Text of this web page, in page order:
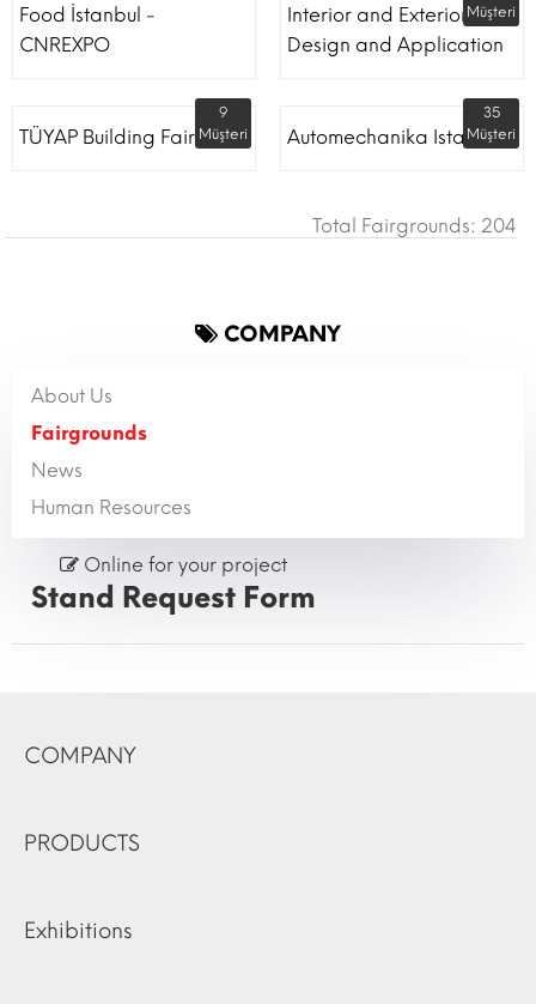
Food İstanbul -
CNREXPO
Interior and Exterior
Design and Application
Müşteri
TÜYAP Building Fair
9
Müşteri
Automechanika Istanbul
35
Müşteri
Total Fairgrounds: 204
COMPANY
About Us
Fairgrounds
News
Human Resources
Online for your project
Stand Request Form
COMPANY
PRODUCTS
Exhibitions